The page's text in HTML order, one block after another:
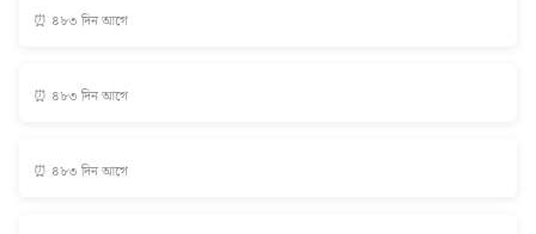
⏰ ৪৮৩ দিন আগে
⏰ ৪৮৩ দিন আগে
⏰ ৪৮৩ দিন আগে